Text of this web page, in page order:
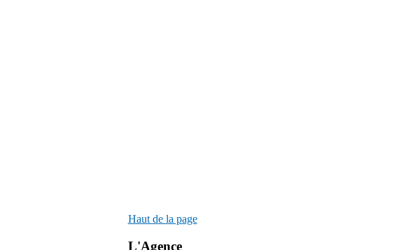
Haut de la page
L'Agence